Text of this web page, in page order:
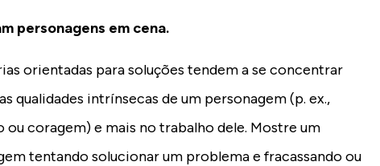
personagens em cena.
orientadas para soluções tendem a se concentrar
qualidades intrínsecas de um personagem (p. ex.,
ou coragem) e mais no trabalho dele. Mostre um
tentando solucionar um problema e fracassando ou